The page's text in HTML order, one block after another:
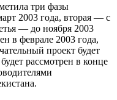
три фазы
2003 года, вторая — с
— до ноября 2003
в феврале 2003 года,
проект будет
рассмотрен в конце